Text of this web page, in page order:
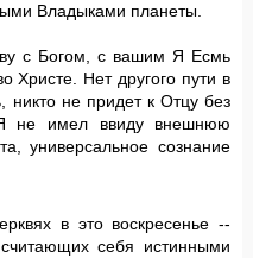
Владыками планеты.
с Богом, с вашим Я Есмь
Христе. Нет другого пути в
никто не придет к Отцу без
не имел ввиду внешнюю
универсальное сознание
в это воскресенье --
себя истинными